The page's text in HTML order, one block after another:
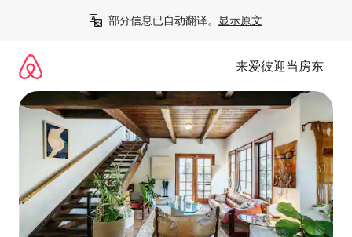
部分信息已自动翻译。 显示原文
来爱彼迎当房东